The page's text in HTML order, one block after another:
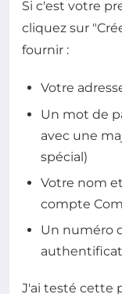
Si c'est votre
cliquez sur
fournir :
Votre
Un mot de
avec une
spécial)
Votre nom
compte
Un numéro
J'ai testé cette